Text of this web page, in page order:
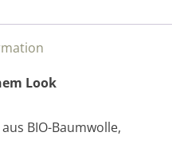
Look
BIO-Baumwolle,